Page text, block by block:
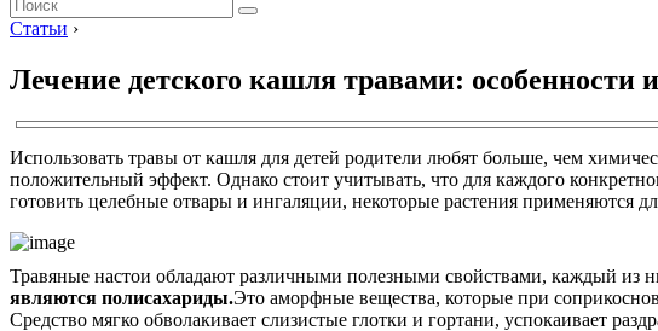
Статьи ›
Лечение детского кашля травами: особенности
Использовать травы от кашля для детей родители любят больше, чем
положительный эффект. Однако стоит учитывать, что для каждого
готовить целебные отвары и ингаляции, некоторые растения применяются
Травяные настои обладают различными полезными свойствами, каждый из
являются полисахариды.Это аморфные вещества, которые при
Средство мягко обволакивает слизистые глотки и гортани, успокаивает